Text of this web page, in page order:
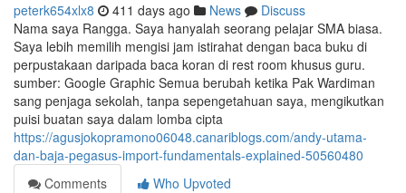
peterk654xlx8 411 days ago News
Discuss
Nama saya Rangga. Saya hanyalah seorang pelajar SMA biasa.
Saya lebih memilih mengisi jam istirahat dengan baca buku di
perpustakaan daripada baca koran di rest room khusus guru.
sumber: Google Graphic Semua berubah ketika Pak Wardiman
sang penjaga sekolah, tanpa sepengetahuan saya, mengikutkan
puisi buatan saya dalam lomba cipta
https://agusjokopramono06048.canariblogs.com/andy-utama-
dan-baja-pegasus-import-fundamentals-explained-50560480
Comments
Who Upvoted